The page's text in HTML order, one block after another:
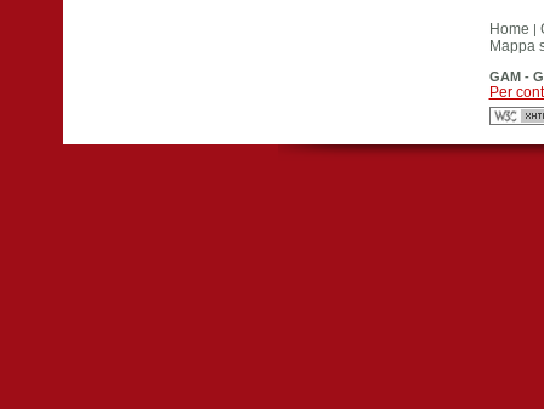
Home |
Mappa
GAM -
Per